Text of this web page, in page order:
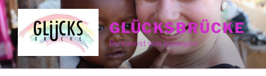
Zum
Inhalt
springen
GLÜCKSBRÜCKE
Du kannst was bewegen